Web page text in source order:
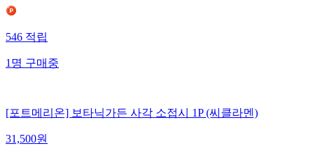
546 적립
1 명 구매중
[포트메리온] 보타닉가든 사각 소접시 1P (씨클라멘)
31,500원